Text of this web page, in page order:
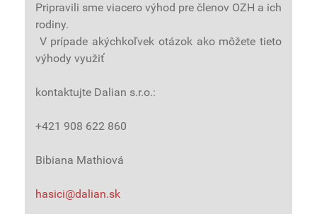
Pripravili sme viacero výhod pre členov OZH a ich
rodiny.
V prípade akýchkoľvek otázok ako môžete tieto
výhody využiť
kontaktujte Dalian s.r.o.:
+421 908 622 860
Bibiana Mathiová
hasici@dalian.sk